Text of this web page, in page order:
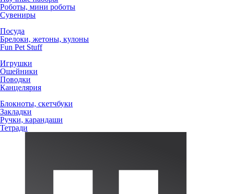
Роботы, мини роботы
Сувениры
Посуда
Брелоки, жетоны, кулоны
Fun Pet Stuff
Игрушки
Ошейники
Поводки
Канцелярия
Блокноты, скетчбуки
Закладки
Ручки, карандаши
Тетради